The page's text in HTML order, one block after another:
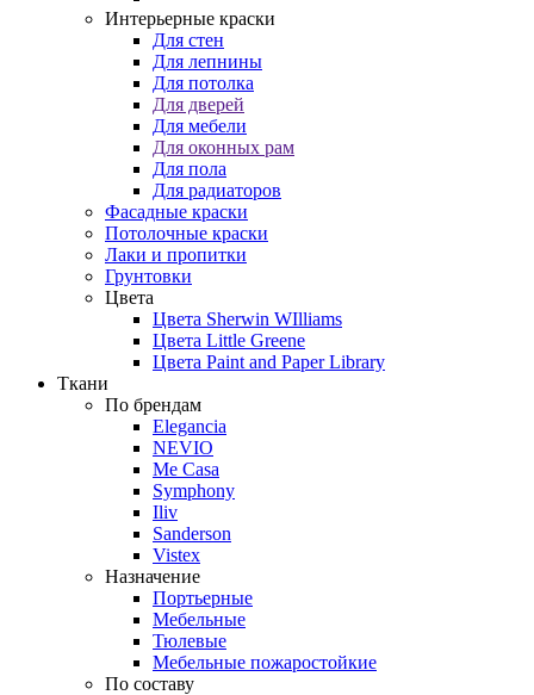
Интерьерные краски
Для стен
Для лепнины
Для потолка
Для дверей
Для мебели
Для оконных рам
Для пола
Для радиаторов
Фасадные краски
Потолочные краски
Лаки и пропитки
Грунтовки
Цвета
Цвета Sherwin WIlliams
Цвета Little Greene
Цвета Paint and Paper Library
Ткани
По брендам
Elegancia
NEVIO
Me Casa
Symphony
Iliv
Sanderson
Vistex
Назначение
Портьерные
Мебельные
Тюлевые
Мебельные пожаростойкие
По составу